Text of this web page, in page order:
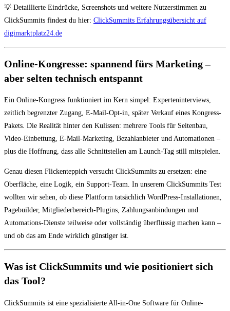
💡 Detaillierte Eindrücke, Screenshots und weitere Nutzerstimmen zu
ClickSummits findest du hier: ClickSummits Erfahrungsübersicht auf
digimarktplatz24.de
Online-Kongresse: spannend fürs Marketing –
aber selten technisch entspannt
Ein Online-Kongress funktioniert im Kern simpel: Experteninterviews,
zeitlich begrenzter Zugang, E-Mail-Opt-in, später Verkauf eines Kongress-
Pakets. Die Realität hinter den Kulissen: mehrere Tools für Seitenbau,
Video-Einbettung, E-Mail-Marketing, Bezahlanbieter und Automationen –
plus die Hoffnung, dass alle Schnittstellen am Launch-Tag still mitspielen.
Genau diesen Flickenteppich versucht ClickSummits zu ersetzen: eine
Oberfläche, eine Logik, ein Support-Team. In unserem ClickSummits Test
wollten wir sehen, ob diese Plattform tatsächlich WordPress-Installationen,
Pagebuilder, Mitgliederbereich-Plugins, Zahlungsanbindungen und
Automations-Dienste teilweise oder vollständig überflüssig machen kann –
und ob das am Ende wirklich günstiger ist.
Was ist ClickSummits und wie positioniert sich
das Tool?
ClickSummits ist eine spezialisierte All-in-One Software für Online-